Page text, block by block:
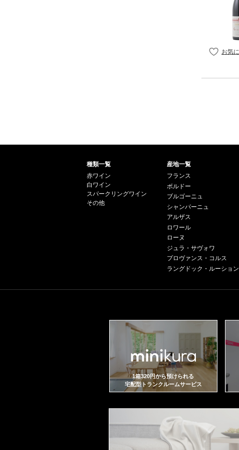
種類一覧
赤ワイン
白ワイン
スパークリングワイン
その他
産地一覧
フランス
ボルドー
ブルゴーニュ
シャンパーニュ
アルザス
ロワール
ローヌ
ジュラ・サヴォワ
プロヴァンス・コルス
ラングドック・ルーション
1箱320円から預けられる
宅配型トランクルームサービス